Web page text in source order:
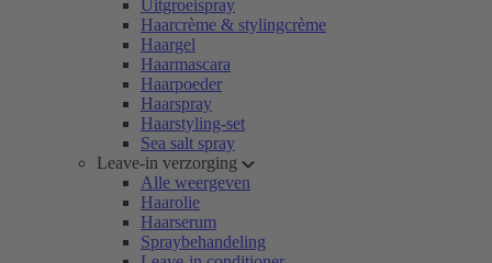
Uitgroeispray
Haarcrème & stylingcrème
Haargel
Haarmascara
Haarpoeder
Haarspray
Haarstyling-set
Sea salt spray
Leave-in verzorging
Alle weergeven
Haarolie
Haarserum
Spraybehandeling